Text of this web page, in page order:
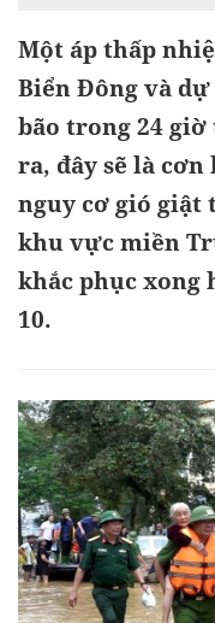
Một áp thấp
Biển Đông và
bão trong 24
ra, đây sẽ là cơn
nguy cơ gió giật
khu vực miền
khắc phục xong
10.